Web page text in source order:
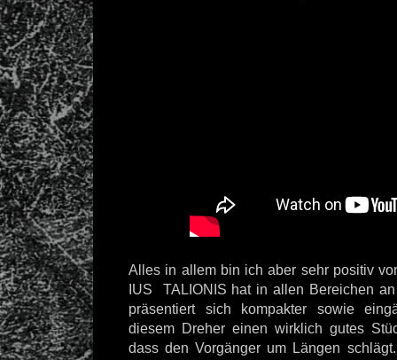
Alles in allem bin ich aber sehr positiv
IUS TALIONIS hat in allen Bereichen
präsentiert sich kompakter sowie
diesem Dreher einen wirklich gutes
dass den Vorgänger um Längen